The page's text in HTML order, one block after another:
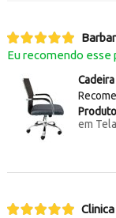
Eu recomendo esse
em
Clinica